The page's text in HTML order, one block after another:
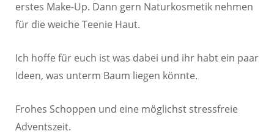
erstes Make-Up. Dann gern Naturkosmetik nehmen
für die weiche Teenie Haut.
Ich hoffe für euch ist was dabei und ihr habt ein paar
Ideen, was unterm Baum liegen könnte.
Frohes Schoppen und eine möglichst stressfreie
Adventszeit.